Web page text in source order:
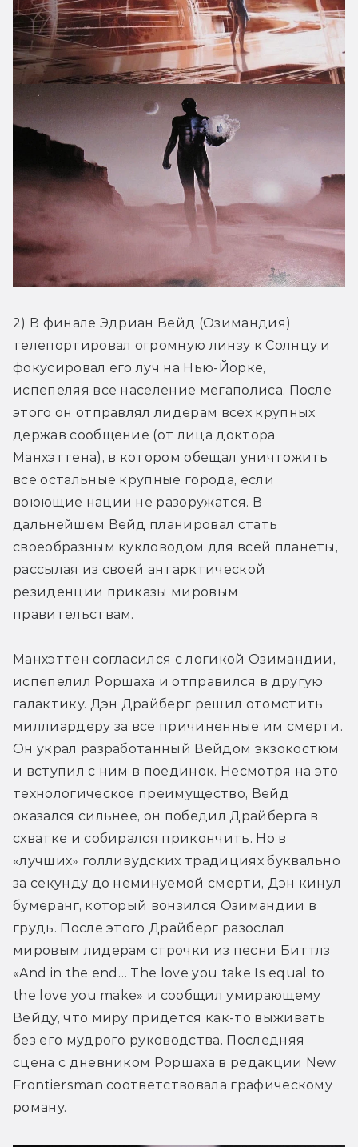
2) В финале Эдриан Вейд (Озимандия)
телепортировал огромную линзу к Солнцу и
фокусировал его луч на Нью-Йорке,
испепеляя все население мегаполиса. После
этого он отправлял лидерам всех крупных
держав сообщение (от лица доктора
Манхэттена), в котором обещал уничтожить
все остальные крупные города, если
воюющие нации не разоружатся. В
дальнейшем Вейд планировал стать
своеобразным кукловодом для всей планеты,
рассылая из своей антарктической
резиденции приказы мировым
правительствам.
Манхэттен согласился с логикой Озимандии,
испепелил Роршаха и отправился в другую
галактику. Дэн Драйберг решил отомстить
миллиардеру за все причиненные им смерти.
Он украл разработанный Вейдом экзокостюм
и вступил с ним в поединок. Несмотря на это
технологическое преимущество, Вейд
оказался сильнее, он победил Драйберга в
схватке и собирался прикончить. Но в
«лучших» голливудских традициях буквально
за секунду до неминуемой смерти, Дэн кинул
бумеранг, который вонзился Озимандии в
грудь. После этого Драйберг разослал
мировым лидерам строчки из песни Биттлз
«And in the end… The love you take Is equal to
the love you make» и сообщил умирающему
Вейду, что миру придётся как-то выживать
без его мудрого руководства. Последняя
сцена с дневником Роршаха в редакции New
Frontiersman соответствовала графическому
роману.